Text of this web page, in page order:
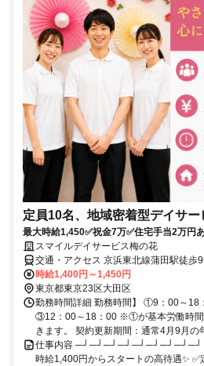
定員10名、地域密着型デイサ
最大時給1,450✅祝金7万✅住宅手当2万円
スマイルデイサービス梅の花
交通・アクセス 京浜東北線蒲田駅徒歩
時給1,400円～1,450円
東京都東京23区大田区
勤務時間詳細 勤務時間】 ①9：00～
③12：00～18：00 ※①が基本労働時
きます。 契約更新期間：通常4月9月の
仕事内容 ─┘─┘─┘─┘─┘─┘─┘─┘─┘
時給1,400円からスタートの高待遇✨